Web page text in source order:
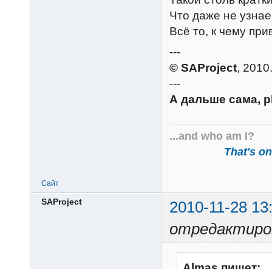
Что даже не
Всё то, к чему
---
© SAProject, 2010.
---
А дальше сама,
...and who am I?
That's
Сайт
SAProject
2010-11-28